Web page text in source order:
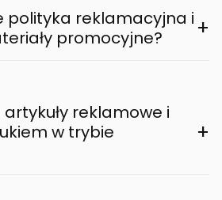
polityka reklamacyjna i
promocyjne?
+
reklamowe i
w trybie
+